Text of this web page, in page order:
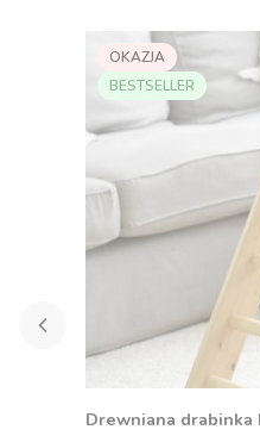
OKAZJA
BESTSELLER
Drewniana drabinka